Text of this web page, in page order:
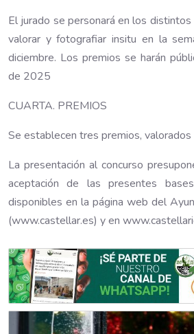
El jurado se personará en los
valorar y fotografiar insitu en la
diciembre. Los premios se harán
de 2025
CUARTA. PREMIOS
Se establecen tres premios,
La presentación al concurso
aceptación de las presentes
disponibles en la página web del
(www.castellar.es) y en